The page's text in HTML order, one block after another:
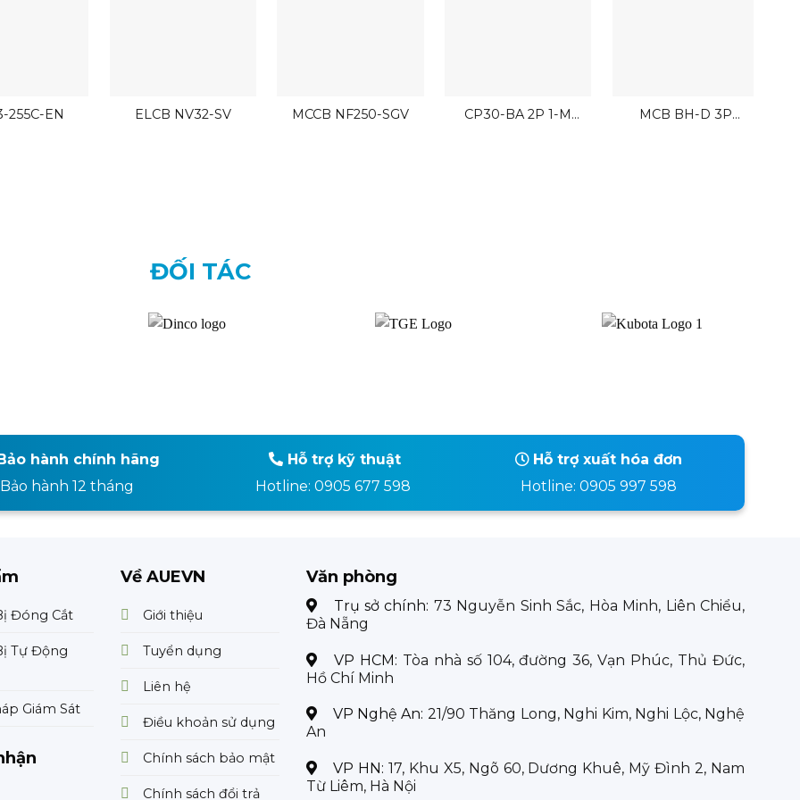
255C-EN ELCB NV32-SV MCCB NF250-SGV
CP30-BA 2P 1-M
MCB BH-D 3P
ĐỐI TÁC
hành chính hãng
Bảo hành 12 tháng
Hỗ trợ kỹ thuật
Hotline: 0905 677 598
Hỗ trợ xuất hóa đơn
Hotline: 0905 997 598
Đóng Cắt
Tự Động
Giám Sát
Về AUEVN
Giới thiệu
Tuyển dụng
Liên hệ
Điều khoản sử dụng
Chính sách bảo mật
Chính sách đổi trả
Văn phòng
Trụ sở chính: 73 Nguyễn Sinh Sắc, Hòa Minh, Liên Chiểu,
Đà Nẵng
VP HCM: Tòa nhà số 104, đường 36, Vạn Phúc, Thủ Đức,
Hồ Chí Minh
VP Nghệ An: 21/90 Thăng Long, Nghi Kim, Nghi Lộc, Nghệ
An
VP HN: 17, Khu X5, Ngõ 60, Dương Khuê, Mỹ Đình 2, Nam
Từ Liêm, Hà Nội